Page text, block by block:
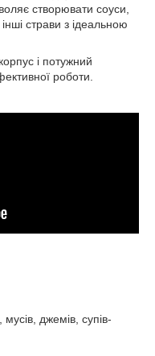
створювати соуси,
страви з ідеальною
і потужний
роботи.
джемів, супів-